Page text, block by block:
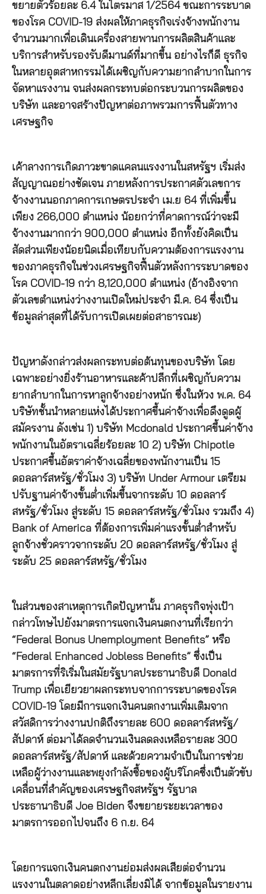
ขยายตัวร้อยละ 6.4 ในไตรมาส 1/2564 ขณะการระบาด
ของโรค COVID-19 ส่งผลให้ภาคธุรกิจเร่งจ้างพนักงาน
จำนวนมากเพื่อเดินเครื่องสายพานการผลิตสินค้าและ
บริการสำหรับรองรับดีมานด์ที่มากขึ้น อย่างไรก็ดี ธุรกิจ
ในหลายอุตสาหกรรมได้เผชิญกับความยากลำบากในการ
จัดหาแรงงาน จนส่งผลกระทบต่อกระบวนการผลิตของ
บริษัท และอาจสร้างปัญหาต่อภาพรวมการฟื้นตัวทาง
เศรษฐกิจ
เค้าลางการเกิดภาวะขาดแคลนแรงงานในสหรัฐฯ เริ่มส่ง
สัญญาณอย่างชัดเจน ภายหลังการประกาศตัวเลขการ
จ้างงานนอกภาคการเกษตรประจำ เม.ย 64 ที่เพิ่มขึ้น
เพียง 266,000 ตำแหน่ง น้อยกว่าที่คาดการณ์ว่าจะมี
จ้างงานมากกว่า 900,000 ตำแหน่ง อีกทั้งยังคิดเป็น
สัดส่วนเพียงน้อยนิดเมื่อเทียบกับความต้องการแรงงาน
ของภาคธุรกิจในช่วงเศรษฐกิจฟื้นตัวหลังการระบาดของ
โรค COVID-19 กว่า 8,120,000 ตำแหน่ง (อ้างอิงจาก
ตัวเลขตำแหน่งว่างงานเปิดใหม่ประจำ มี.ค. 64 ซึ่งเป็น
ข้อมูลล่าสุดที่ได้รับการเปิดเผยต่อสาธารณะ)
ปัญหาดังกล่าวส่งผลกระทบต่อต้นทุนของบริษัท โดย
เฉพาะอย่างยิ่งร้านอาหารและค้าปลีกที่เผชิญกับความ
ยากลำบากในการหาลูกจ้างอย่างหนัก ซึ่งในห้วง พ.ค. 64
บริษัทชั้นนำหลายแห่งได้ประกาศขึ้นค่าจ้างเพื่อดึงดูดผู้
สมัครงาน ดังเช่น 1) บริษัท Mcdonald ประกาศขึ้นค่าจ้าง
พนักงานในอัตราเฉลี่ยร้อยละ 10 2) บริษัท Chipotle
ประกาศขึ้นอัตราค่าจ้างเฉลี่ยของพนักงานเป็น 15
ดอลลาร์สหรัฐ/ชั่วโมง 3) บริษัท Under Armour เตรียม
ปรับฐานค่าจ้างขั้นต่ำเพิ่มขึ้นจากระดับ 10 ดอลลาร์
สหรัฐ/ชั่วโมง สู่ระดับ 15 ดอลลาร์สหรัฐ/ชั่วโมง รวมถึง 4)
Bank of America ที่ต้องการเพิ่มค่าแรงขั้นต่ำสำหรับ
ลูกจ้างชั่วคราวจากระดับ 20 ดอลลาร์สหรัฐ/ชั่วโมง สู่
ระดับ 25 ดอลลาร์สหรัฐ/ชั่วโมง
ในส่วนของสาเหตุการเกิดปัญหานั้น ภาคธุรกิจพุ่งเป้า
กล่าวโทษไปยังมาตรการแจกเงินคนตกงานที่เรียกว่า
“Federal Bonus Unemployment Benefits” หรือ
“Federal Enhanced Jobless Benefits” ซึ่งเป็น
มาตรการที่ริเริ่มในสมัยรัฐบาลประธานาธิบดี Donald
Trump เพื่อเยียวยาผลกระทบจากการระบาดของโรค
COVID-19 โดยมีการแจกเงินคนตกงานเพิ่มเติมจาก
สวัสดิการว่างงานปกติถึงรายละ 600 ดอลลาร์สหรัฐ/
สัปดาห์ ต่อมาได้ลดจำนวนเงินลดลงเหลือรายละ 300
ดอลลาร์สหรัฐ/สัปดาห์ และด้วยความจำเป็นในการช่วย
เหลือผู้ว่างงานและพยุงกำลังซื้อของผู้บริโภคซึ่งเป็นตัวขับ
เคลื่อนที่สำคัญของเศรษฐกิจสหรัฐฯ รัฐบาล
ประธานาธิบดี Joe Biden จึงขยายระยะเวลาของ
มาตรการออกไปจนถึง 6 ก.ย. 64
โดยการแจกเงินคนตกงานย่อมส่งผลเสียต่อจำนวน
แรงงานในตลาดอย่างหลีกเลี่ยงมิได้ จากข้อมูลในรายงาน